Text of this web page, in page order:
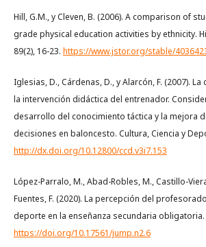
Hill, G.M., y Cleven, B. (2006). A comparison of
grade physical education activities by ethnicity.
89(2), 16-23. https://www.jstor.org/stable/
Iglesias, D., Cárdenas, D., y Alarcón, F. (2007).
la intervención didáctica del entrenador.
desarrollo del conocimiento táctica y la mejora
decisiones en baloncesto. Cultura, Ciencia y
http://dx.doi.org/10.12800/ccd.v3i7.153
López-Parralo, M., Abad-Robles, M., Castillo-
Fuentes, F. (2020). La percepción del
deporte en la enseñanza secundaria obligatoria.
https://doi.org/10.17561/jump.n2.6